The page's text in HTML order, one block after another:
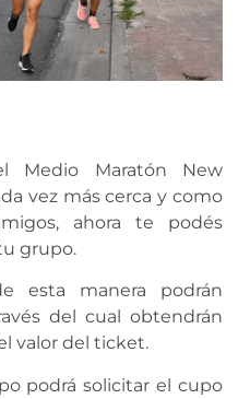
Medio Maratón New
vez más cerca y como
ahora te podés
grupo.
esta manera podrán
del cual obtendrán
valor del ticket.
podrá solicitar el cupo